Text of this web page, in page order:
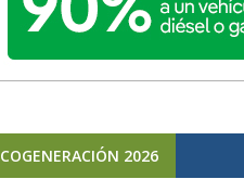
COGENERACIÓN 2026